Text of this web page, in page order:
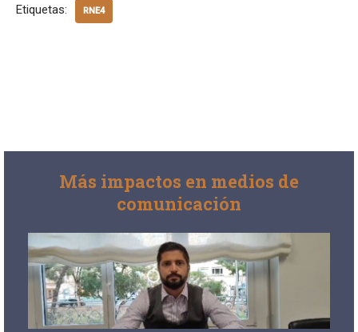
Etiquetas: RNE4
Más impactos en medios de
comunicación